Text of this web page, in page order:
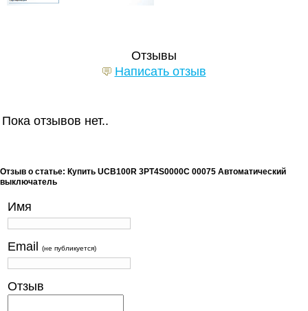
Отзывы
Написать отзыв
Пока отзывов нет..
Отзыв о статье: Купить UCB100R 3PT4S0000C 00075 Автоматический
выключатель
Имя
Email (не публикуется)
Отзыв